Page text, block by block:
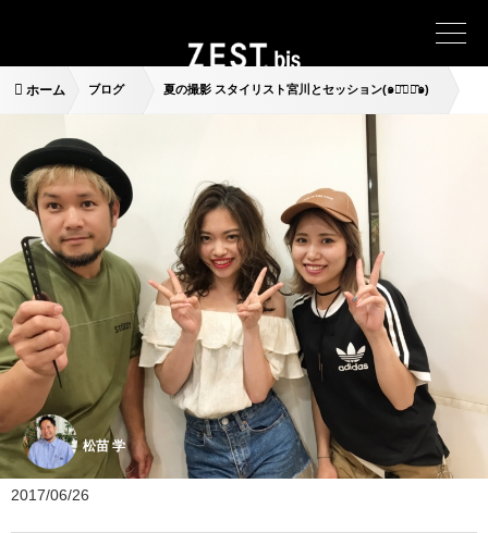
ホーム ブログ 夏の撮影 スタイリスト宮川とセッション(๑･̑◡･̑๑)
松苗 学
2017/06/26